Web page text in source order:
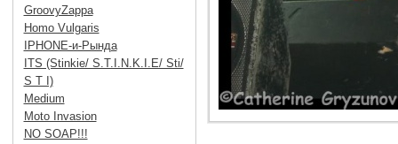
GroovyZappa
Homo Vulgaris
IPHONE-и-Рында
ITS (Stinkie/ S.T.I.N.K.I.E/ Sti/
S T I)
Medium
Moto Invasion
NO SOAP!!!